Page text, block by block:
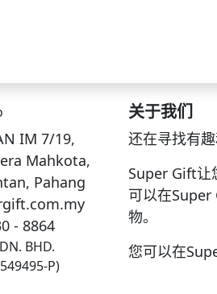
IM 7/19,
Mahkota,
Pahang
- 8864
BHD.
P)
关于我们
还在寻找有
Super Gift让
可以在
物。
您可以在